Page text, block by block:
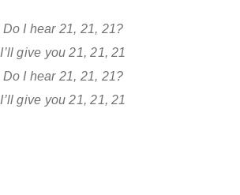
Do I hear 21, 21, 21?
I’ll give you 21, 21, 21
Do I hear 21, 21, 21?
I’ll give you 21, 21, 21